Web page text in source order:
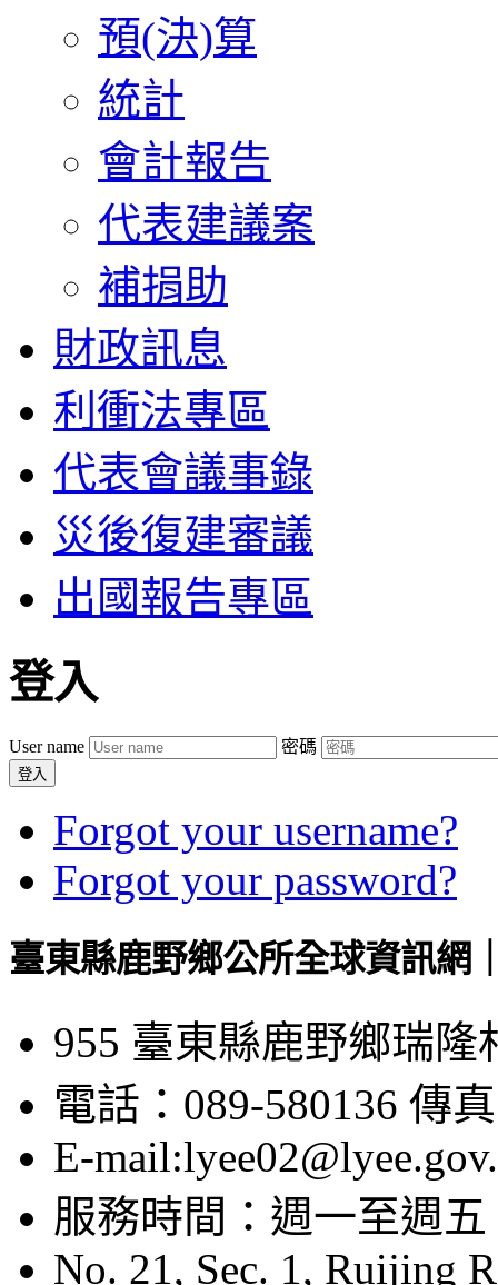
預(決)算
統計
會計報告
代表建議案
補捐助
財政訊息
利衝法專區
代表會議事錄
災後復建審議
出國報告專區
登入
User name 密碼
登入
Forgot your username?
Forgot your password?
臺東縣鹿野鄉公所全球資訊網
955 臺東縣鹿野鄉瑞隆
電話：089-580136 傳
E-
服務時間：週一至週五
No. 21, Sec. 1, Ruijing